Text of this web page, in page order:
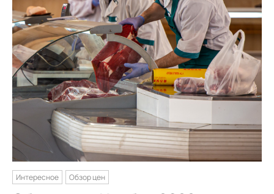
Интересное Обзор цен